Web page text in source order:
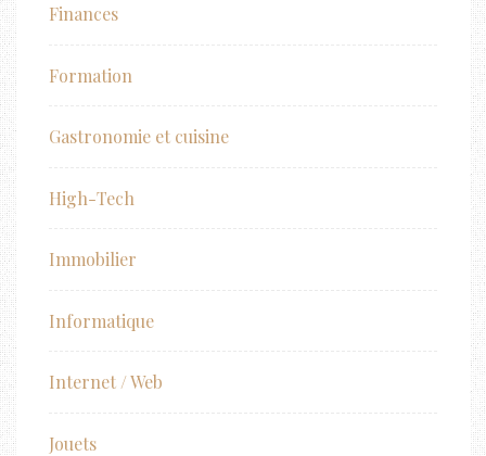
Finances
Formation
Gastronomie et cuisine
High-Tech
Immobilier
Informatique
Internet / Web
Jouets